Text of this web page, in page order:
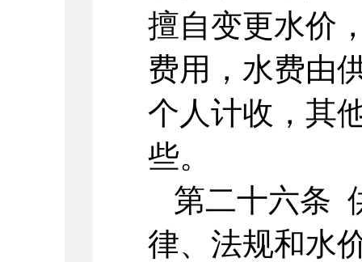
擅自变更水价
费用，水费由
个人计收，其
些。
第二十六条
律、法规和水